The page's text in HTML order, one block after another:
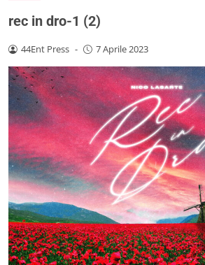
rec in dro-1 (2)
44Ent Press - 7 Aprile 2023